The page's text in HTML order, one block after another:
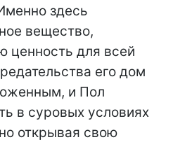
здесь
вещество,
для всей
его дом
и Пол
в суровых условиях
открывая свою